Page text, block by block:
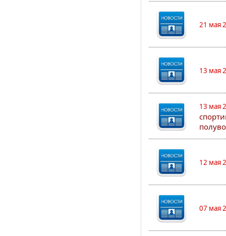
21 мая
13 мая
13 мая
12 мая
07 мая